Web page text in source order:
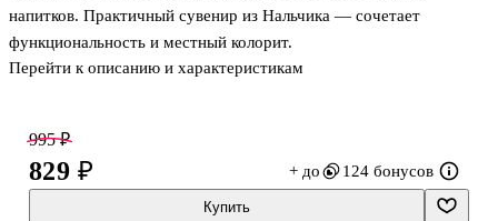
напитков. Практичный сувенир из Нальчика — сочетает
функциональность и местный колорит.
Перейти к описанию и характеристикам
995 ₽
829 ₽ + до 124 бонусов
Купить